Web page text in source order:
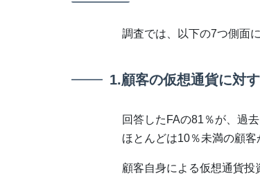
調査では、以下の7つ側面
1.顧客の仮想通貨に対
回答したFAの81％が、過
ほとんどは10％未満の顧客
顧客自身による仮想通貨投